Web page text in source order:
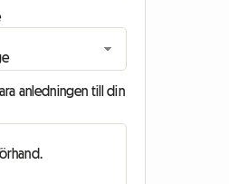
anledningen till din